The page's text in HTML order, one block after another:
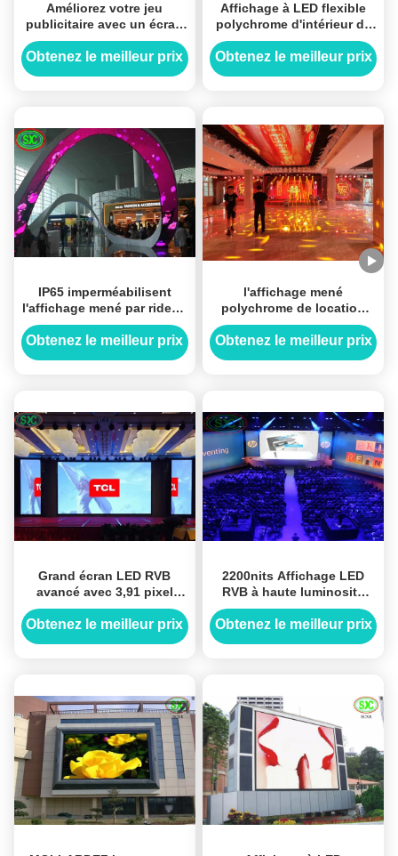
Améliorez votre jeu
publicitaire avec un écran
LED plein couleur extérieur
RGB 3 en 1 configuration
Obtenez le meilleur prix
Affichage à LED flexible
polychrome d'intérieur de
P4 RVB 3 dans 1 avec
SMD2121, écran de TV
Obtenez le meilleur prix
IP65 imperméabilisent
l'affichage mené par rideau
incurvé RVB pour la
décoration extérieure de
Obtenez le meilleur prix
l'affichage mené
polychrome de location
imperméable extérieur de
p5 640x640mm, RVB a
mené l'écran P6 de rideau
Obtenez le meilleur prix
Grand écran LED RVB
avancé avec 3,91 pixel
pitch, écran LED coloré
plein écran LED en plein
Obtenez le meilleur prix
2200nits Affichage LED
RVB à haute luminosité
1/16 Plaque d'acier revêtue
scannée
Obtenez le meilleur prix